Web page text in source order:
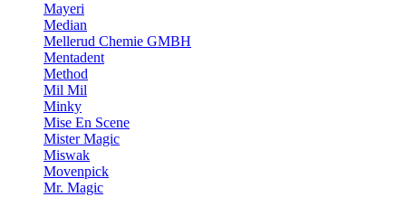
Mayeri
Median
Mellerud Chemie GMBH
Mentadent
Method
Mil Mil
Minky
Mise En Scene
Mister Magic
Miswak
Movenpick
Mr. Magic